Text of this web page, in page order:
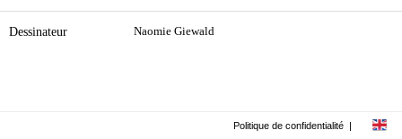
Dessinateur Naomie Giewald
Politique de confidentialité |